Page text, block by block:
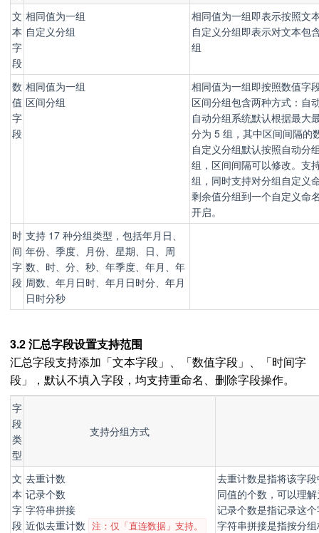
文
本
字
段
相同值为一组
自定义分组
相同值为一组即表示按照文
自定义分组即表示对文本包
组
数
值
字
段
相同值为一组
区间分组
相同值为一组即按照数值字
区间分组包含两种方式：自
自动分组系统默认根据最大
分为 5 组，其中区间间隔的
自定义分组默认按照自动分
组，区间间隔可以修改。支
组，同时支持对分组自定义
剩余值分组到一个自定义命
开启。
时
间
字
段
支持 17 种分组类型，包括年月日、
年份、季度、月份、星期、日、周
数、时、分、秒、年季度、年月、年
周数、年月日时、年月日时分、年月
日时分秒
3.2 汇总字段设置支持范围
汇总字段支持添加「文本字段」、「数值字段」、「时间字
段」，默认不填入字段，均支持重命名、删除字段操作。
字
段
类
型
支持分组方式
文
本
字
段
去重计数
记录个数
字符串拼接
近似去重计数 注：仅「直连数据」支持。
去重计数是指将该字
同值的个数，可以理
记录个数是指记录这
字符串拼接是指按分